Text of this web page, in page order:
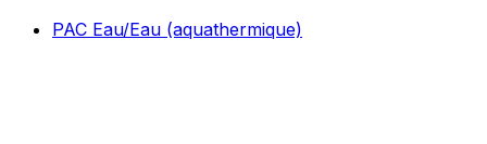
PAC Eau/Eau (aquathermique)